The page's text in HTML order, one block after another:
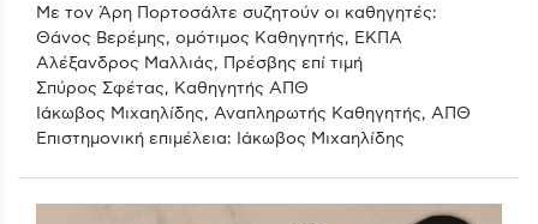
Με τον Άρη Πορτοσάλτε συζητούν οι καθηγητές:
Θάνος Βερέμης, ομότιμος Καθηγητής, ΕΚΠΑ
Αλέξανδρος Μαλλιάς, Πρέσβης επί τιμή
Σπύρος Σφέτας, Καθηγητής ΑΠΘ
Ιάκωβος Μιχαηλίδης, Αναπληρωτής Καθηγητής, ΑΠΘ
Επιστημονική επιμέλεια: Ιάκωβος Μιχαηλίδης